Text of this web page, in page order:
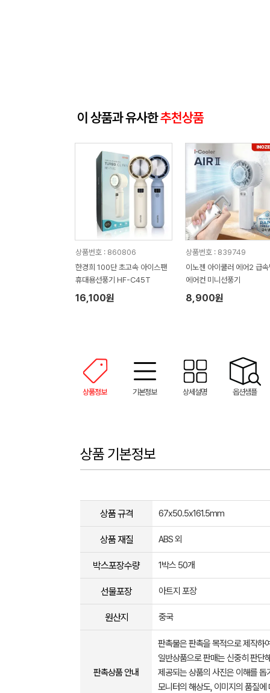
이 상품과 유사한추천상품
상품번호 : 860806
한경희 100단 초고속 아이스팬
휴대용선풍기 HF-C45T
16,100원
상품번호 : 839749
이노젠 아이쿨러 에어2 급
에어컨 미니선풍기
8,900원
상품정보 기본정보 상세설명 옵션샘플
상품 기본정보
상품 규격 67x50.5x161.5mm
상품 재질 ABS 외
박스포장수량 1박스 50개
선물포장 아트지 포장
원산지 중국
판촉상품 안내
판촉물은 판촉을 목적으로 제작하
일반상품으로 판매는 신중히 판단
제공되는 상품의 사진은 이해를
모니터의 해상도, 이미지의 품질